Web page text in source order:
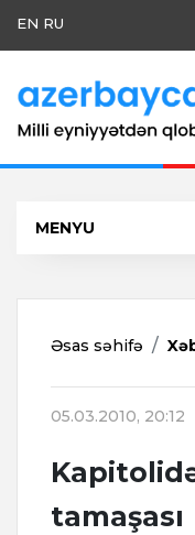
EN RU
MENYU
Əsas səhifə
05.03.2010, 20:12
tamaşası